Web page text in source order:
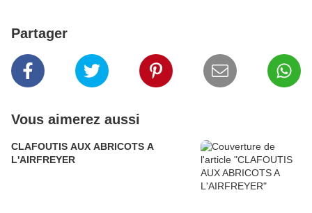
Partager
Vous aimerez aussi
CLAFOUTIS AUX ABRICOTS A
L'AIRFREYER